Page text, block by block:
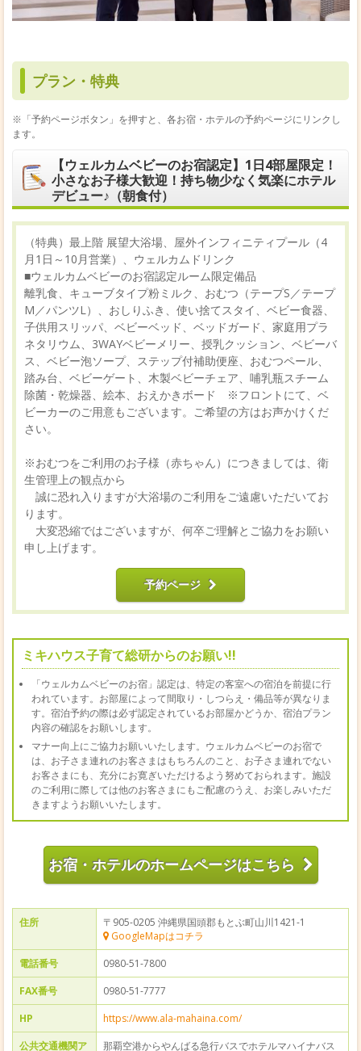
プラン・特典
※「予約ページボタン」を押すと、各お宿・ホテルの予約ページにリンクし
ます。
【ウェルカムベビーのお宿認定】1日4部屋限定！
小さなお子様大歓迎！持ち物少なく気楽にホテル
デビュー♪（朝食付）
（特典）最上階 展望大浴場、屋外インフィニティプール（4
月1日～10月営業）、ウェルカムドリンク
■ウェルカムベビーのお宿認定ルーム限定備品
離乳食、キューブタイプ粉ミルク、おむつ（テープS／テープ
M／パンツL）、おしりふき、使い捨てスタイ、ベビー食器、
子供用スリッパ、ベビーベッド、ベッドガード、家庭用プラ
ネタリウム、3WAYベビーメリー、授乳クッション、ベビーバ
ス、ベビー泡ソープ、ステップ付補助便座、おむつペール、
踏み台、ベビーゲート、木製ベビーチェア、哺乳瓶スチーム
除菌・乾燥器、絵本、おえかきボード ※フロントにて、ベ
ビーカーのご用意もございます。ご希望の方はお声かけくだ
さい。
※おむつをご利用のお子様（赤ちゃん）につきましては、衛
生管理上の観点から
誠に恐れ入りますが大浴場のご利用をご遠慮いただいてお
ります。
大変恐縮ではございますが、何卒ご理解とご協力をお願い
申し上げます。
予約ページ
ミキハウス子育て総研からのお願い!!
「ウェルカムベビーのお宿」認定は、特定の客室への宿泊を前提に行
われています。お部屋によって間取り・しつらえ・備品等が異なりま
す。宿泊予約の際は必ず認定されているお部屋かどうか、宿泊プラン
内容の確認をお願いします。
マナー向上にご協力お願いいたします。ウェルカムベビーのお宿で
は、お子さま連れのお客さまはもちろんのこと、お子さま連れでない
お客さまにも、充分にお寛ぎいただけるよう努めておられます。施設
のご利用に際しては他のお客さまにもご配慮のうえ、お楽しみいただ
きますようお願いいたします。
お宿・ホテルのホームページはこちら
住所
〒905-0205 沖縄県国頭郡もとぶ町山川1421-1
GoogleMapはコチラ
電話番号
0980-51-7800
FAX番号
0980-51-7777
HP
https://www.ala-mahaina.com/
公共交通機関ア
那覇空港からやんばる急行バスでホテルマハイナバス